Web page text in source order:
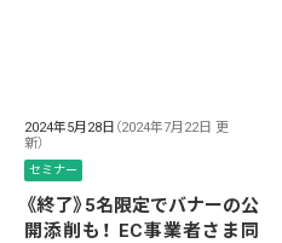
2024年5月28日 （2024年7月22日 更
新）
セミナー
《終了》5名限定でバナーの公
開添削も！ EC事業者さま同